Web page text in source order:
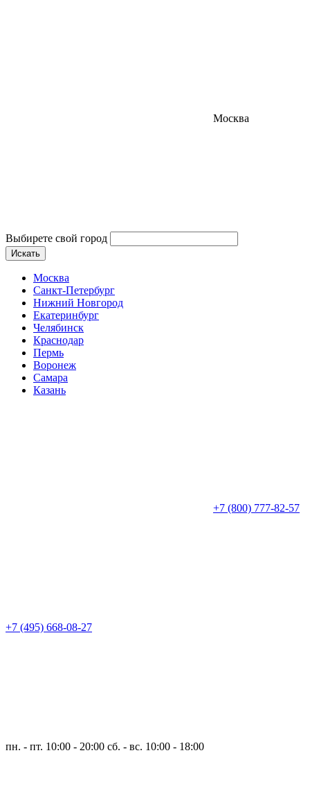
Москва
Выбирете свой город
Искать
Москва
Санкт-Петербург
Нижний Новгород
Екатеринбург
Челябинск
Краснодар
Пермь
Воронеж
Самара
Казань
+7 (800) 777-82-57
+7 (495) 668-08-27
пн. - пт. 10:00 - 20:00 сб. - вс. 10:00 - 18:00